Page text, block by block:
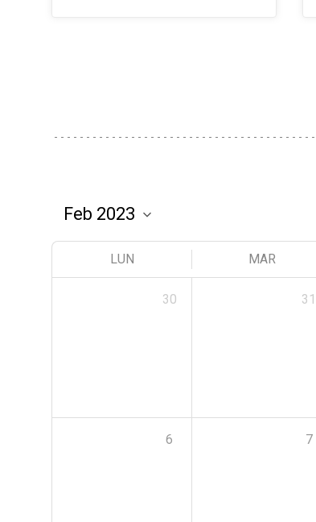
LUN MAR
30 31
6 7